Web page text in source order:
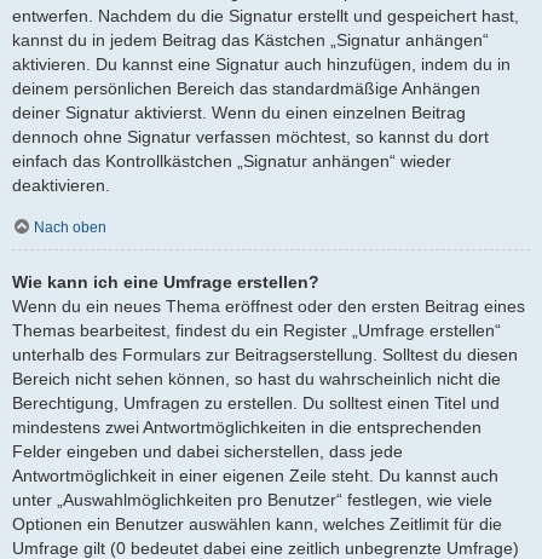
entwerfen. Nachdem du die Signatur erstellt und gespeichert hast,
kannst du in jedem Beitrag das Kästchen „Signatur anhängen“
aktivieren. Du kannst eine Signatur auch hinzufügen, indem du in
deinem persönlichen Bereich das standardmäßige Anhängen
deiner Signatur aktivierst. Wenn du einen einzelnen Beitrag
dennoch ohne Signatur verfassen möchtest, so kannst du dort
einfach das Kontrollkästchen „Signatur anhängen“ wieder
deaktivieren.
Nach oben
Wie kann ich eine Umfrage erstellen?
Wenn du ein neues Thema eröffnest oder den ersten Beitrag eines
Themas bearbeitest, findest du ein Register „Umfrage erstellen“
unterhalb des Formulars zur Beitragserstellung. Solltest du diesen
Bereich nicht sehen können, so hast du wahrscheinlich nicht die
Berechtigung, Umfragen zu erstellen. Du solltest einen Titel und
mindestens zwei Antwortmöglichkeiten in die entsprechenden
Felder eingeben und dabei sicherstellen, dass jede
Antwortmöglichkeit in einer eigenen Zeile steht. Du kannst auch
unter „Auswahlmöglichkeiten pro Benutzer“ festlegen, wie viele
Optionen ein Benutzer auswählen kann, welches Zeitlimit für die
Umfrage gilt (0 bedeutet dabei eine zeitlich unbegrenzte Umfrage)